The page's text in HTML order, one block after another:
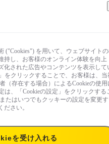
("Cookies") を用いて、ウェブサイト
持し、お客様のオンライン体験を向上
化された広告やコンテンツを表示して
をクリックすることで、お客様は、当
（存在する場合）によるCookieの使用
は、「Cookieの設定」をクリックする
たはいつでもクッキーの設定を変更
ださい。
を受け入れる